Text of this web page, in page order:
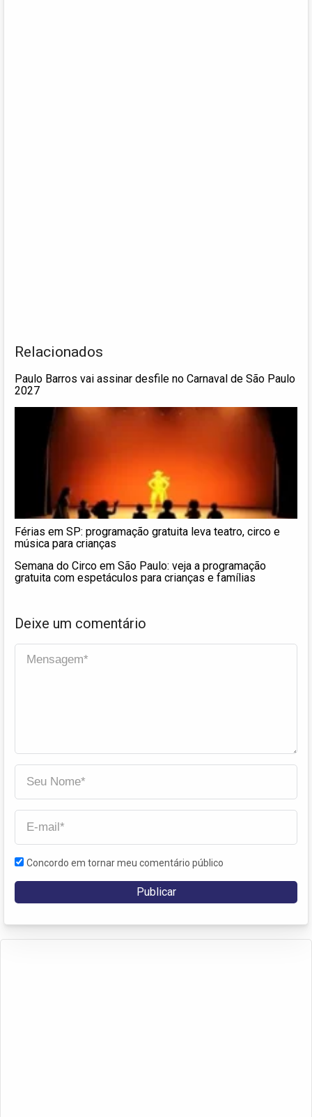
Relacionados
Paulo Barros vai assinar desfile no Carnaval de São Paulo
2027
Férias em SP: programação gratuita leva teatro, circo e
música para crianças
Semana do Circo em São Paulo: veja a programação
gratuita com espetáculos para crianças e famílias
Deixe um comentário
Concordo em tornar meu comentário público